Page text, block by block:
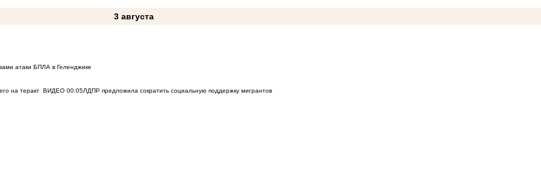
3 августа
атаки БПЛА в Геленджике
на теракт ВИДЕО 00:05ЛДПР предложила сократить социальную поддержку мигрантов